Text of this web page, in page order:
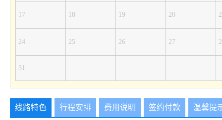
17 18 19 20
24 25 26 27
31
线路特色 行程安排 费用说明 签约付款 温馨提